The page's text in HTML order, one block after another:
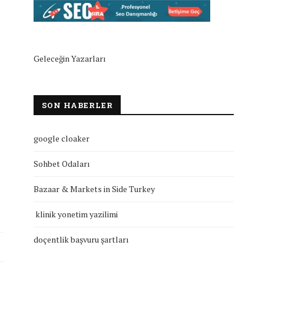
Geleceğin Yazarları
SON HABERLER
google cloaker
Sohbet Odaları
Bazaar & Markets in Side Turkey
klinik yonetim yazilimi
doçentlik başvuru şartları